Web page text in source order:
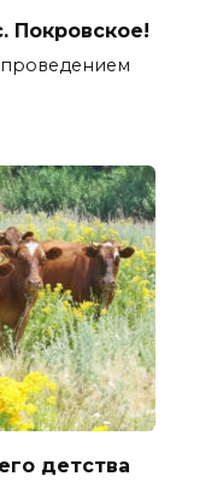
Покровское!
проведением
детства